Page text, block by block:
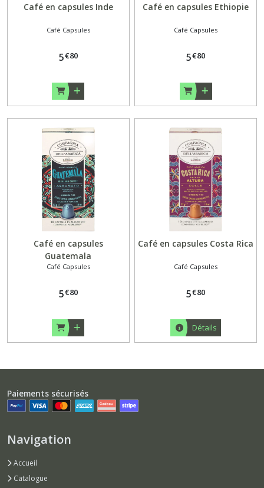
Café en capsules Inde
Café Capsules
5€80
Café en capsules Ethiopie
Café Capsules
5€80
Café en capsules
Guatemala
Café Capsules
5€80
Café en capsules Costa Rica
Café Capsules
5€80
Détails
Paiements sécurisés
Navigation
Accueil
Catalogue